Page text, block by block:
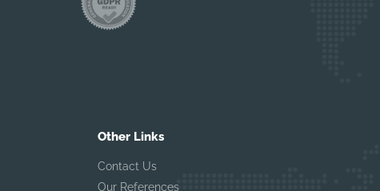
Other Links
Contact Us
Our References